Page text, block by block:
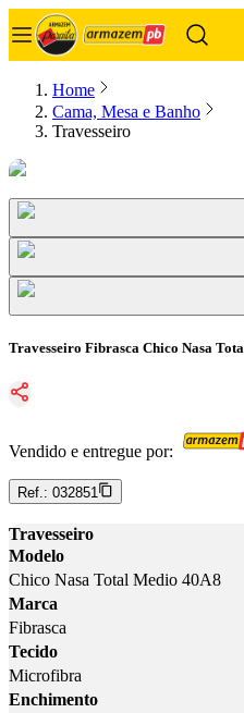
Home
Cama, Mesa e Banho
Travesseiro
Travesseiro Fibrasca Chico Nasa
Vendido e entregue por:
Ref.: 032851
Travesseiro
Modelo
Chico Nasa Total Medio 40A8
Marca
Fibrasca
Tecido
Microfibra
Enchimento